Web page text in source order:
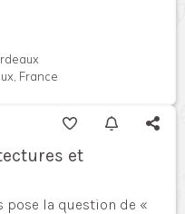
France
et
pose la question de «